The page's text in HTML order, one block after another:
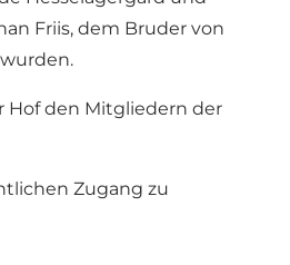
Friis, dem Bruder von
Hof den Mitgliedern der
Zugang zu